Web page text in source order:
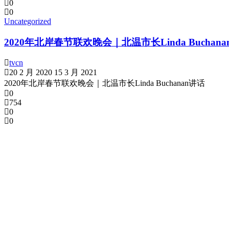
0
0
Uncategorized
2020年北岸春节联欢晚会｜北温市长Linda
tvcn
20 2 月 2020 15 3 月 2021
2020年北岸春节联欢晚会｜北温市长Linda Buchanan讲话
0
754
0
0